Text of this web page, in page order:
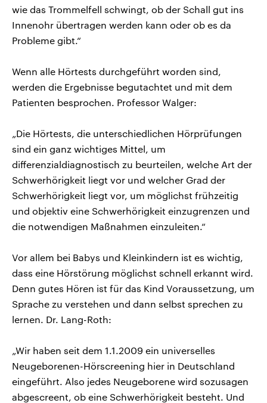
wie das Trommelfell schwingt, ob der Schall gut ins
Innenohr übertragen werden kann oder ob es da
Probleme gibt.“
Wenn alle Hörtests durchgeführt worden sind,
werden die Ergebnisse begutachtet und mit dem
Patienten besprochen. Professor Walger:
„Die Hörtests, die unterschiedlichen Hörprüfungen
sind ein ganz wichtiges Mittel, um
differenzialdiagnostisch zu beurteilen, welche Art der
Schwerhörigkeit liegt vor und welcher Grad der
Schwerhörigkeit liegt vor, um möglichst frühzeitig
und objektiv eine Schwerhörigkeit einzugrenzen und
die notwendigen Maßnahmen einzuleiten.“
Vor allem bei Babys und Kleinkindern ist es wichtig,
dass eine Hörstörung möglichst schnell erkannt wird.
Denn gutes Hören ist für das Kind Voraussetzung, um
Sprache zu verstehen und dann selbst sprechen zu
lernen. Dr. Lang-Roth:
„Wir haben seit dem 1.1.2009 ein universelles
Neugeborenen-Hörscreening hier in Deutschland
eingeführt. Also jedes Neugeborene wird sozusagen
abgescreent, ob eine Schwerhörigkeit besteht. Und